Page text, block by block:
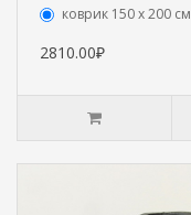
коврик 150 х 200 см
2810.00₽